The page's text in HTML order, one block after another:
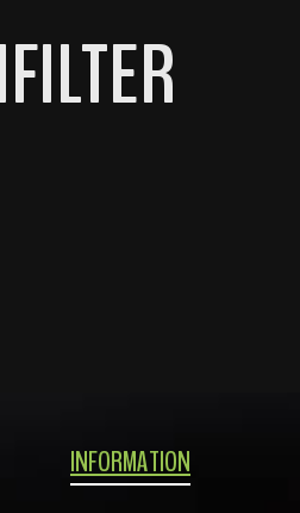
INFORMATION